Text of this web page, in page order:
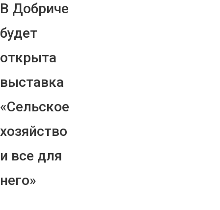
В Добриче
будет
открыта
выставка
«Сельское
хозяйство
и все для
него»